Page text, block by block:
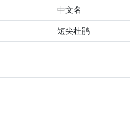
中文名
短尖杜鹃